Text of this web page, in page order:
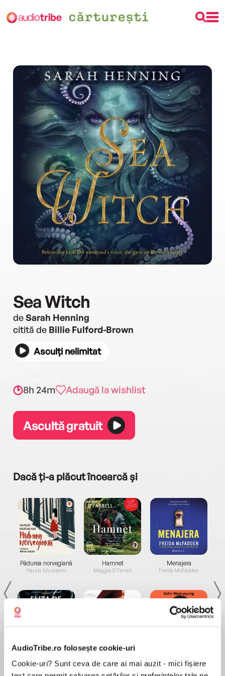
AudioTribe.ro folosește cookie-uri
Cookie-uri? Sunt ceva de care ai mai auzit - mici fișiere
Sea Witch
deSarah Henning
citită de Billie Fulford-Brown
Asculți nelimitat
8h 24m Adaugă la wishlist
Ascultă gratuit
Dacă ți-a plăcut încearcă și
Pădurea norvegiană
Haruki Murakami
de...
Dani Francis
Hamnet
Maggie O'Farrell
la...
Lauren Weisberger
Menajera
Freida McFadden
Sohn Won-pyung